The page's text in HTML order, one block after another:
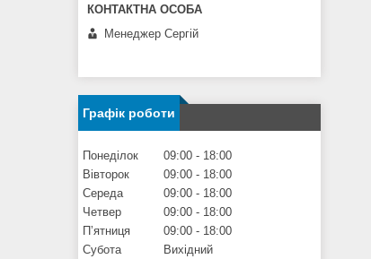
Менеджер Сергій
Графік роботи
Понеділок 09:00
18:00
Вівторок
09:00
18:00
Середа
09:00
18:00
Четвер
09:00
18:00
Пʼятниця
09:00
18:00
Субота
Вихідний